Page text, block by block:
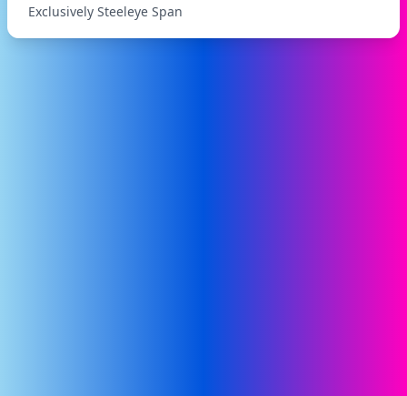
Exclusively Steeleye Span